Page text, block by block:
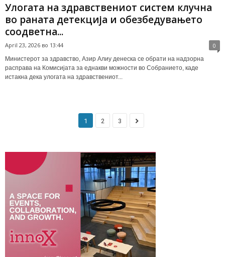
Улогата на здравствениот систем клучна
во раната детекција и обезбедувањето
соодветна...
April 23, 2026 во 13:44 0
Министерот за здравство, Азир Алиу денеска се обрати на надзорна
расправа на Комисијата за еднакви можности во Собранието, каде
истакна дека улогата на здравствениот...
1 2 3